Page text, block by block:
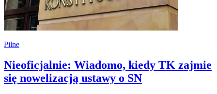
Pilne
Nieoficjalnie: Wiadomo, kiedy TK zajmie
się nowelizacją ustawy o SN